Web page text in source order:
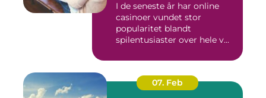
I de seneste år har online
casinoer vundet stor
popularitet blandt
spilentusiaster over hele v...
07. Feb